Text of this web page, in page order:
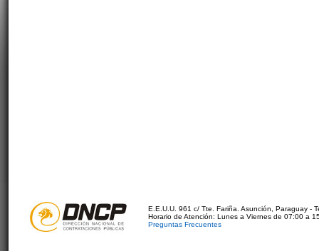
E.E.U.U. 961 c/ Tte. Fariña. Asunción, Paraguay -
Horario de Atención: Lunes a Viernes de 07:00 a
Preguntas Frecuentes